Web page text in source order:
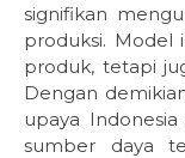
signifikan
produksi. Model
produk, tetapi
Dengan
upaya
sumber daya